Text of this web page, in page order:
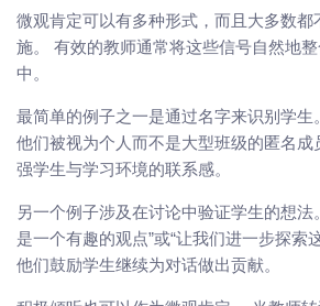
微观肯定可以有多种形式，而且大多数都
施。 有效的教师通常将这些信号自然地
中。
最简单的例子之一是通过名字来识别学生
他们被视为个人而不是大型班级的匿名成
强学生与学习环境的联系感。
另一个例子涉及在讨论中验证学生的想法
是一个有趣的观点”或“让我们进一步探索
他们鼓励学生继续为对话做出贡献。